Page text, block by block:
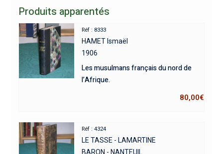
Produits apparentés
Réf : 8333
HAMET Ismaël
1906
Les musulmans français du nord de
l’Afrique.
80,00€
Réf : 4324
LE TASSE - LAMARTINE
BARON - NANTEUIL